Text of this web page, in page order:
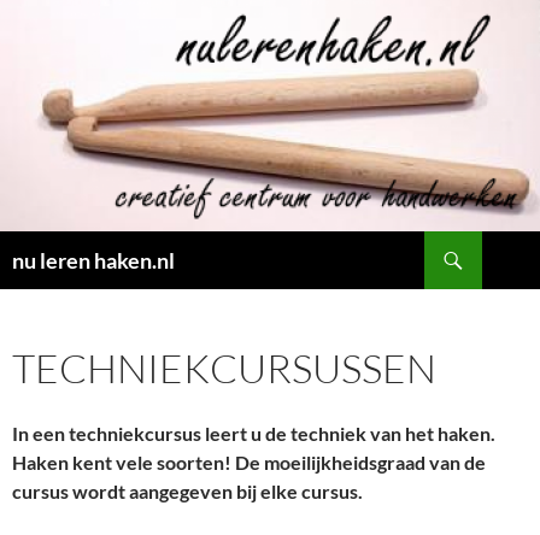
inhoud
nu leren haken.nl
TECHNIEKCURSUSSEN
In een techniekcursus leert u de techniek van het haken.
Haken kent vele soorten! De moeilijkheidsgraad van de
cursus wordt aangegeven bij elke cursus.